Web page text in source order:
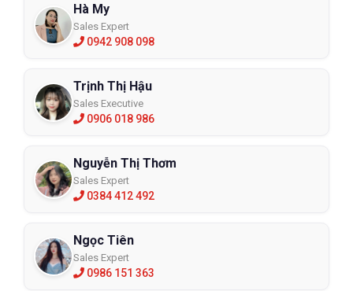
Hà My
Sales Expert
0942 908 098
Trịnh Thị Hậu
Sales Executive
0906 018 986
Nguyễn Thị Thơm
Sales Expert
0384 412 492
Ngọc Tiên
Sales Expert
0986 151 363